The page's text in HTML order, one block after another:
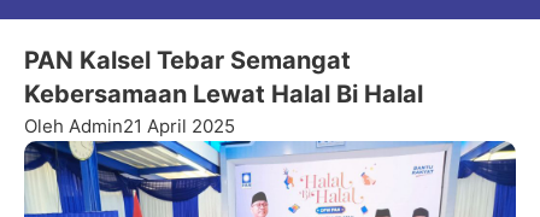
PAN Kalsel Tebar Semangat
Kebersamaan Lewat Halal Bi Halal
Oleh Admin21 April 2025